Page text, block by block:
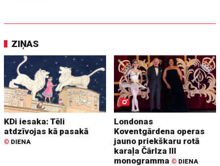
ZIŅAS
KDi iesaka: Tēli
atdzīvojas kā pasakā
© DIENA
Londonas
Koventgārdena operas
jauno priekškaru rotā
karaļa Čārlza III
monogramma © DIENA